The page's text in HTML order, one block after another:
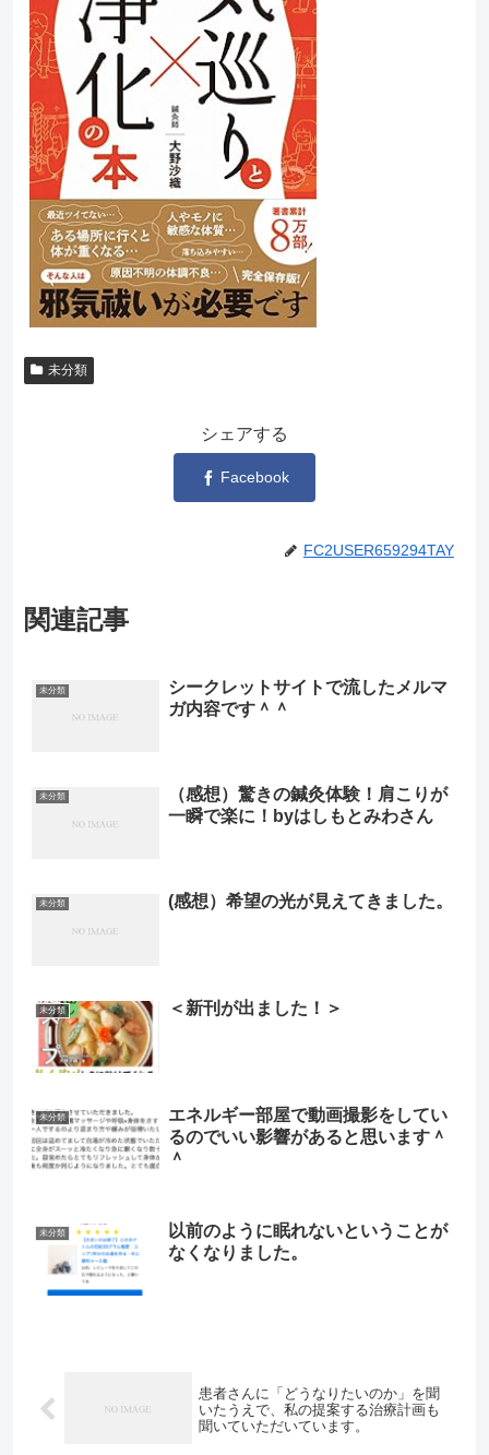
未分類
シェアする
Facebook
FC2USER659294TAY
関連記事
未分類
シークレットサイトで流したメルマ
ガ内容です＾＾
未分類
（感想）驚きの鍼灸体験！肩こりが
一瞬で楽に！byはしもとみわさん
未分類 (感想）希望の光が見えてきました。
未分類 ＜新刊が出ました！＞
未分類
エネルギー部屋で動画撮影をしてい
るのでいい影響があると思います＾
＾
未分類
以前のように眠れないということが
なくなりました。
患者さんに「どうなりたいのか」を聞
いたうえで、私の提案する治療計画も
聞いていただいています。